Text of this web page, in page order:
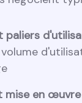
paliers
mise en œuvre